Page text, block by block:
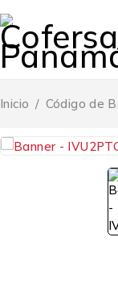
Inicio / Código de